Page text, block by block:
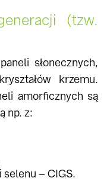
(tzw.
słonecznych,
krzemu.
amorficznych są
np. z:
selenu – CIGS.